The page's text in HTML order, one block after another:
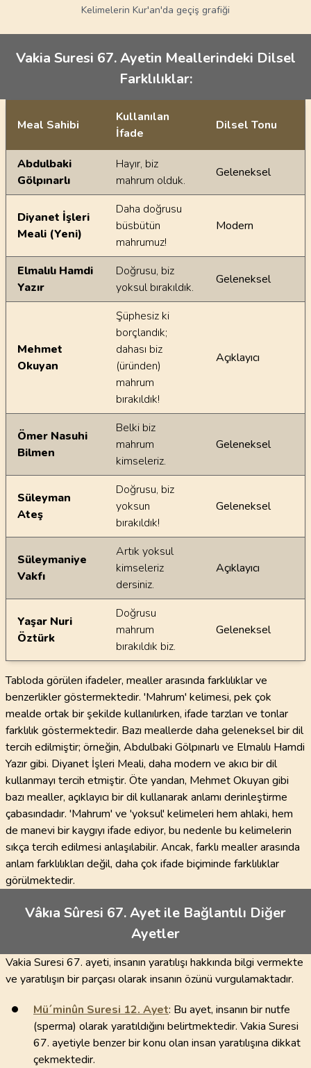
Kelimelerin Kur'an'da geçiş grafiği
Vakia Suresi 67. Ayetin Meallerindeki Dilsel
Farklılıklar:
Ayetin meallerindeki dilsel farklılıklar
Meal Sahibi
Kullanılan
İfade
Dilsel Tonu
Abdulbaki
Gölpınarlı
Hayır, biz
mahrum olduk.
Geleneksel
Diyanet İşleri
Meali (Yeni)
Daha doğrusu
büsbütün
mahrumuz!
Modern
Elmalılı Hamdi
Yazır
Doğrusu, biz
yoksul bırakıldık.
Geleneksel
Mehmet
Okuyan
Şüphesiz ki
borçlandık;
dahası biz
(üründen)
mahrum
bırakıldık!
Açıklayıcı
Ömer Nasuhi
Bilmen
Belki biz
mahrum
kimseleriz.
Geleneksel
Süleyman
Ateş
Doğrusu, biz
yoksun
bırakıldık!
Geleneksel
Süleymaniye
Vakfı
Artık yoksul
kimseleriz
dersiniz.
Açıklayıcı
Yaşar Nuri
Öztürk
Doğrusu
mahrum
bırakıldık biz.
Geleneksel
Tabloda görülen ifadeler, mealler arasında farklılıklar ve
benzerlikler göstermektedir. 'Mahrum' kelimesi, pek çok
mealde ortak bir şekilde kullanılırken, ifade tarzları ve tonlar
farklılık göstermektedir. Bazı meallerde daha geleneksel bir dil
tercih edilmiştir; örneğin, Abdulbaki Gölpınarlı ve Elmalılı Hamdi
Yazır gibi. Diyanet İşleri Meali, daha modern ve akıcı bir dil
kullanmayı tercih etmiştir. Öte yandan, Mehmet Okuyan gibi
bazı mealler, açıklayıcı bir dil kullanarak anlamı derinleştirme
çabasındadır. 'Mahrum' ve 'yoksul' kelimeleri hem ahlaki, hem
de manevi bir kaygıyı ifade ediyor, bu nedenle bu kelimelerin
sıkça tercih edilmesi anlaşılabilir. Ancak, farklı mealler arasında
anlam farklılıkları değil, daha çok ifade biçiminde farklılıklar
görülmektedir.
Vâkıa Sûresi 67. Ayet ile Bağlantılı Diğer
Ayetler
Vakia Suresi 67. ayeti, insanın yaratılışı hakkında bilgi vermekte
ve yaratılışın bir parçası olarak insanın özünü vurgulamaktadır.
Mü´minûn Suresi 12. Ayet: Bu ayet, insanın bir nutfe
(sperma) olarak yaratıldığını belirtmektedir. Vakia Suresi
67. ayetiyle benzer bir konu olan insan yaratılışına dikkat
çekmektedir.